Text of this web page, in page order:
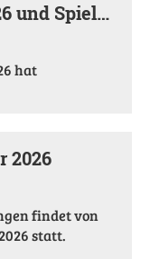
Auslosung Clubturnier 2026 und Spielbetrieb
hat
2026
findet von
statt.